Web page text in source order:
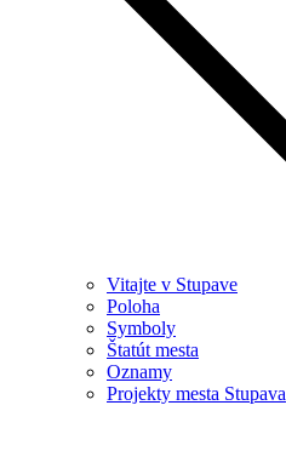
Vitajte v Stupave
Poloha
Symboly
Štatút mesta
Oznamy
Projekty mesta Stupava